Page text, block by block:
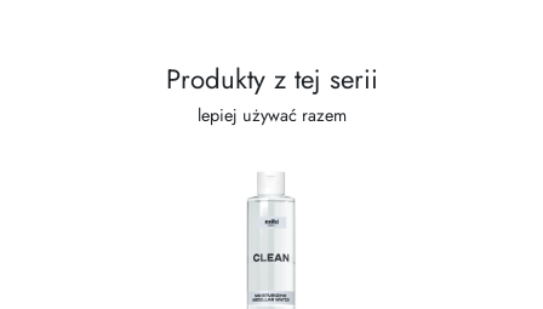
Produkty z tej serii
lepiej używać razem